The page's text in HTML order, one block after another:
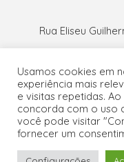
Rua Eliseu
Usamos cookies em
experiência mais
e visitas repetidas.
concorda com o uso
você pode visitar
fornecer um